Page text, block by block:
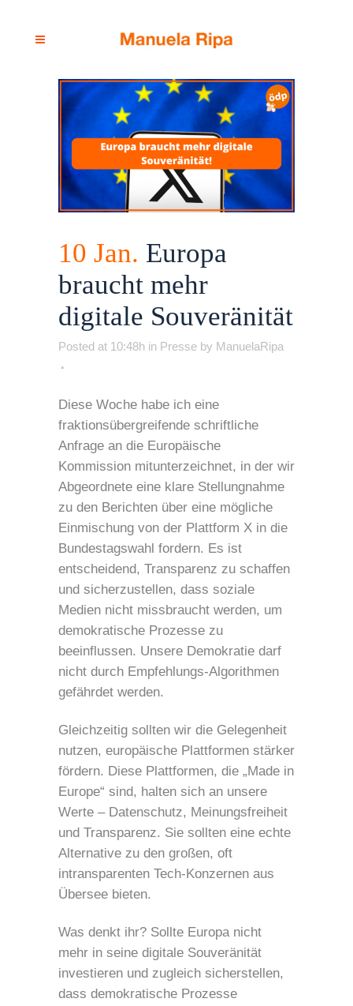
10 Jan. Europa
braucht mehr
digitale Souveränität
Posted at 10:48h in Presse by ManuelaRipa
Diese Woche habe ich eine
fraktionsübergreifende schriftliche
Anfrage an die Europäische
Kommission mitunterzeichnet, in der wir
Abgeordnete eine klare Stellungnahme
zu den Berichten über eine mögliche
Einmischung von der Plattform X in die
Bundestagswahl fordern. Es ist
entscheidend, Transparenz zu schaffen
und sicherzustellen, dass soziale
Medien nicht missbraucht werden, um
demokratische Prozesse zu
beeinflussen. Unsere Demokratie darf
nicht durch Empfehlungs-Algorithmen
gefährdet werden.
Gleichzeitig sollten wir die Gelegenheit
nutzen, europäische Plattformen stärker
fördern. Diese Plattformen, die „Made in
Europe“ sind, halten sich an unsere
Werte – Datenschutz, Meinungsfreiheit
und Transparenz. Sie sollten eine echte
Alternative zu den großen, oft
intransparenten Tech-Konzernen aus
Übersee bieten.
Was denkt ihr? Sollte Europa nicht
mehr in seine digitale Souveränität
investieren und zugleich sicherstellen,
dass demokratische Prozesse